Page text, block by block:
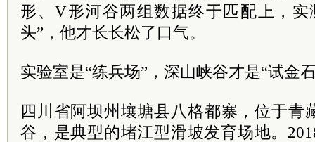
形、V形河谷两组数据终于匹配上，实
头”，他才长长松了口气。
实验室是“练兵场”，深山峡谷才是“试金
四川省阿坝州壤塘县八格都寨，位于青
谷，是典型的堵江型滑坡发育场地。